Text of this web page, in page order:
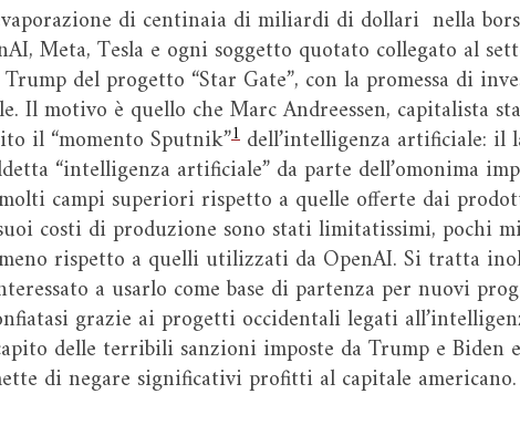
di centinaia di miliardi di dollari nella
Meta, Tesla e ogni soggetto quotato collegato al
del progetto “Star Gate”, con la promessa di
Il motivo è quello che Marc Andreessen, capitalista
il “momento Sputnik”1 dell’intelligenza artificiale: il
“intelligenza artificiale” da parte dell’omonima
campi superiori rispetto a quelle offerte dai
costi di produzione sono stati limitatissimi, pochi
rispetto a quelli utilizzati da OpenAI. Si tratta
a usarlo come base di partenza per nuovi
grazie ai progetti occidentali legati
delle terribili sanzioni imposte da Trump e Biden
di negare significativi profitti al capitale americano.